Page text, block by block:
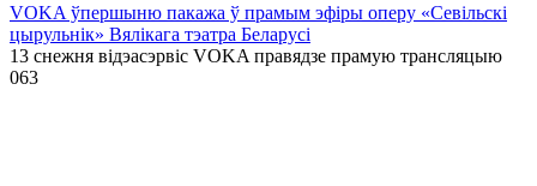
VOKA ўпершыню пакажа ў прамым эфіры оперу «Севільскі
цырульнік» Вялікага тэатра Беларусі
13 снежня відэасэрвіс VOKA правядзе прамую трансляцыю
063